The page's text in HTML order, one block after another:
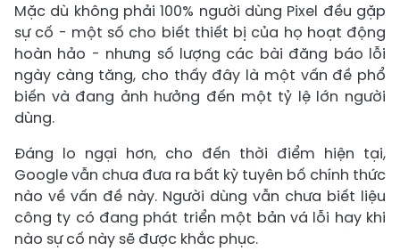
Mặc dù không phải 100% người dùng Pixel đều gặp
sự cố - một số cho biết thiết bị của họ hoạt động
hoàn hảo - nhưng số lượng các bài đăng báo lỗi
ngày càng tăng, cho thấy đây là một vấn đề phổ
biến và đang ảnh hưởng đến một tỷ lệ lớn người
dùng.
Đáng lo ngại hơn, cho đến thời điểm hiện tại,
Google vẫn chưa đưa ra bất kỳ tuyên bố chính thức
nào về vấn đề này. Người dùng vẫn chưa biết liệu
công ty có đang phát triển một bản vá lỗi hay khi
nào sự cố này sẽ được khắc phục.